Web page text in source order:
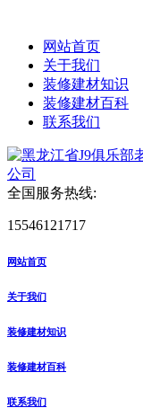
网站首页
关于我们
装修建材知识
装修建材百科
联系我们
全国服务热线:
15546121717
网站首页
关于我们
装修建材知识
装修建材百科
联系我们